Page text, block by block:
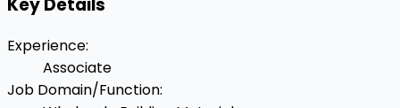
Key Details
Experience:
Associate
Job Domain/Function: